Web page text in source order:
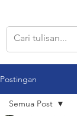
Postingan
Semua Post